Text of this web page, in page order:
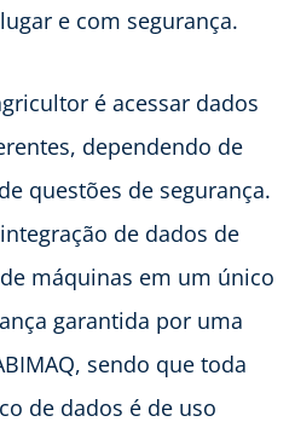
e com segurança.
é acessar dados
dependendo de
questões de segurança.
de dados de
máquinas em um único
garantida por uma
sendo que toda
de dados é de uso